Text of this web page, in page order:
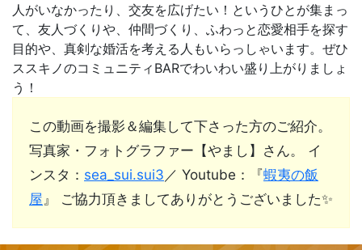
人がいなかったり、交友を広げたい！というひとが集まっ
て、友人づくりや、仲間づくり、ふわっと恋愛相手を探す
目的や、真剣な婚活を考える人もいらっしゃいます。ぜひ
ススキノのコミュニティBARでわいわい盛り上がりましょ
う！
この動画を撮影＆編集して下さった方のご紹介。
写真家・フォトグラファー【やまし】さん。 イ
ンスタ： sea_sui.sui3 ／ Youtube： 『蝦夷の飯
屋 』 ご協力頂きましてありがとうございました✨